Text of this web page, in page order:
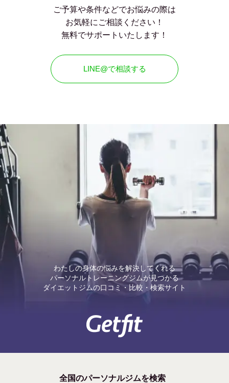
ご予算や条件などでお悩みの際は
お気軽にご相談ください！
無料でサポートいたします！
LINE@で相談する
わたしの身体の悩みを解決してくれる
パーソナルトレーニングジムが見つかる
ダイエットジムの口コミ・比較・検索サイト
全国のパーソナルジムを検索